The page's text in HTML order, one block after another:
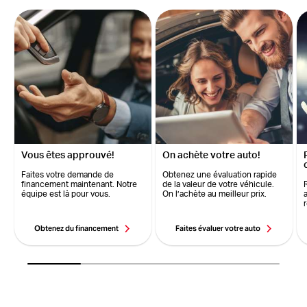
Vous êtes approuvé!
Faites votre demande de
financement maintenant. Notre
équipe est là pour vous.
Obtenez du financement
On achète votre auto!
Obtenez une évaluation rapide
de la valeur de votre véhicule.
On l’achète au meilleur prix.
Faites évaluer votre auto